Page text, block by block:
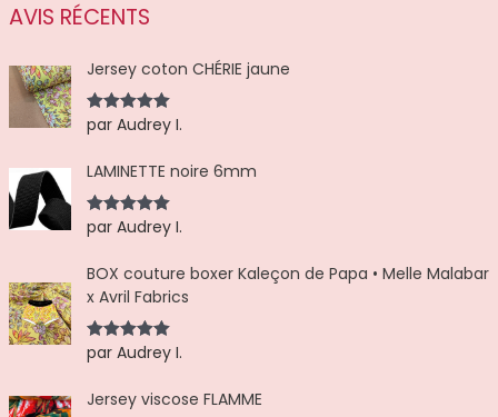
d
u
AVIS RÉCENTS
Jersey coton CHÉRIE jaune
Note5sur
5
par Audrey I.
LAMINETTE noire 6mm
Note5sur
5
par Audrey I.
BOX couture boxer Kaleçon de Papa • Melle Malabar
x Avril Fabrics
Note5sur
5
par Audrey I.
Jersey viscose FLAMME